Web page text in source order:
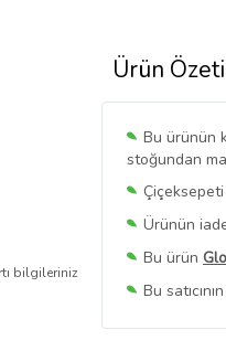
Ürün Özeti
Bu ürünün
stoğundan
Ürünün
Bu ürün
Bu
Bu
bilgileriniz